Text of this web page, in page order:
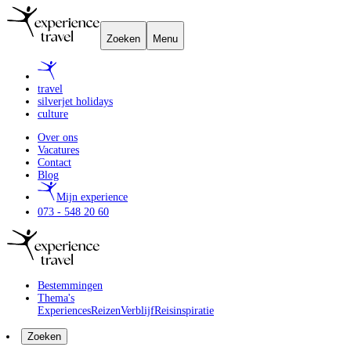
Zoeken Menu
travel
silverjet holidays
culture
Over ons
Vacatures
Contact
Blog
Mijn experience
073 - 548 20 60
Bestemmingen
Thema's
ExperiencesReizenVerblijfReisinspiratie
Zoeken